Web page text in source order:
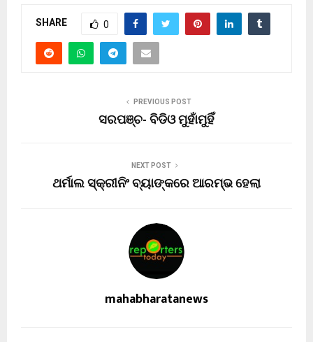
SHARE 0
PREVIOUS POST
ସରପଞ୍ଚ- ବିଡିଓ ମୁହାଁମୁହିଁ
NEXT POST
ଥର୍ମାଲ ସ୍କ୍ରୀନିଂ ବ୍ୟାଙ୍କରେ ଆରମ୍ଭ ହେଲା
mahabharatanews